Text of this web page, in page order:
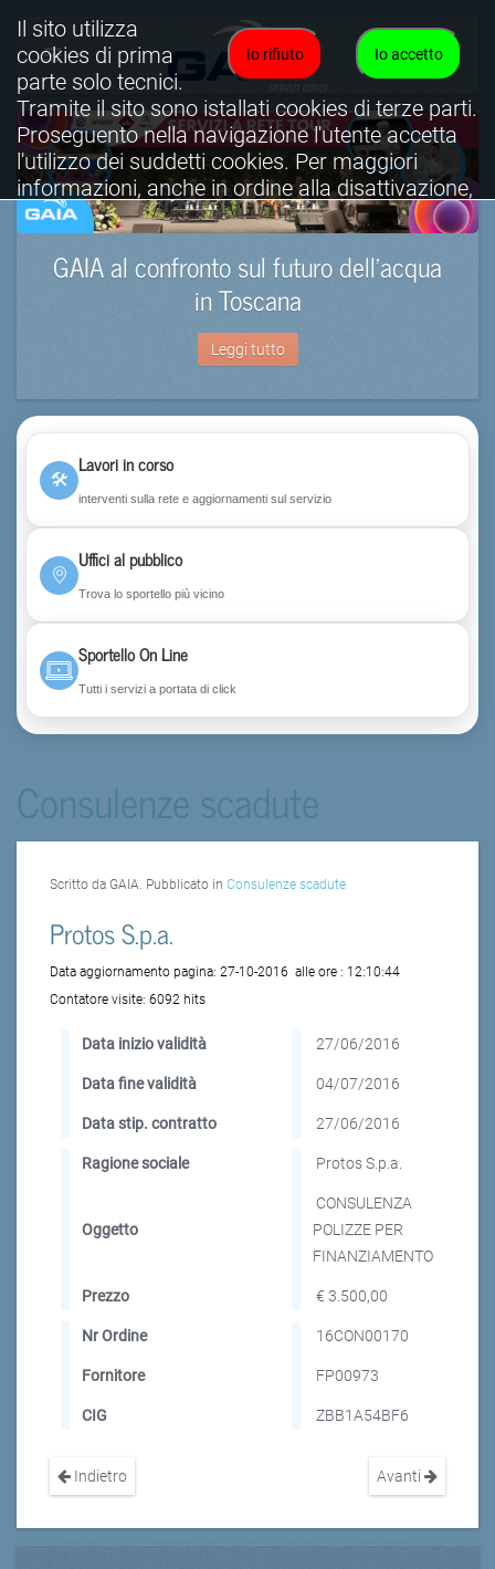
GAIA al confronto sul futuro dell’acqua
in Toscana
Leggi tutto
🛠
Lavori in corso
interventi sulla rete e aggiornamenti sul servizio
Uffici al pubblico
Trova lo sportello più vicino
Sportello On Line
Tutti i servizi a portata di click
Consulenze scadute
Scritto da GAIA. Pubblicato in Consulenze scadute
Protos S.p.a.
Data aggiornamento pagina: 27-10-2016 alle ore : 12:10:44
Contatore visite: 6092 hits
Data inizio validità 27/06/2016
Data fine validità 04/07/2016
Data stip. contratto 27/06/2016
Ragione sociale Protos S.p.a.
Oggetto
CONSULENZA
POLIZZE PER
FINANZIAMENTO
Prezzo € 3.500,00
Nr Ordine 16CON00170
Fornitore FP00973
CIG ZBB1A54BF6
Indietro Avanti
Io accetto
Io rifiuto
Il sito utilizza
cookies di prima
parte solo tecnici.
Tramite il sito sono istallati cookies di terze parti.
Proseguento nella navigazione l'utente accetta
l'utilizzo dei suddetti cookies. Per maggiori
informazioni, anche in ordine alla disattivazione,
è possibile consultare l'informativa cookies
completa.
Visualizza informativa completa.